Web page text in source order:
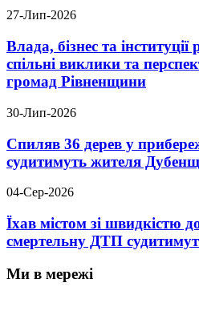
27-Лип-2026
Влада, бізнес та
спільні виклики та
громад Рівненщини
30-Лип-2026
Спиляв 36 дерев у
судитимуть жителя
04-Сер-2026
Їхав містом зі швидкістю
смертельну ДТП
Ми в мережі